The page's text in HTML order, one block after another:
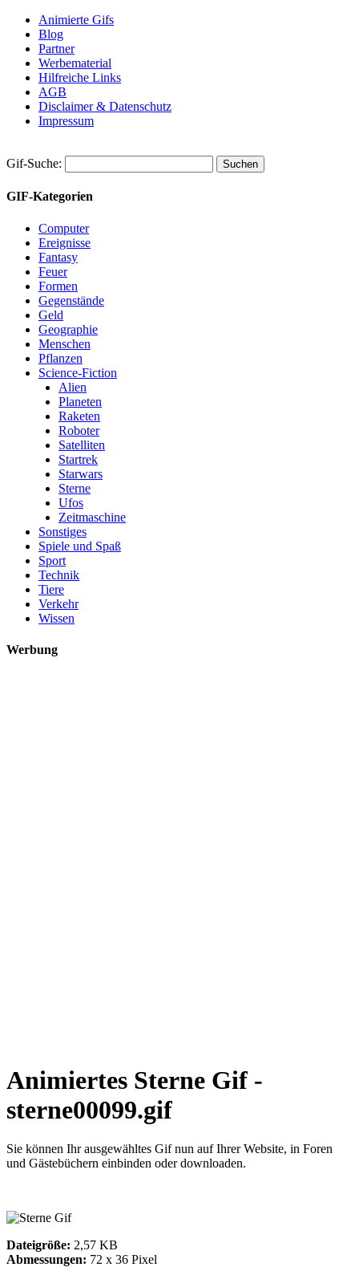
Animierte Gifs
Blog
Partner
Werbematerial
Hilfreiche Links
AGB
Disclaimer & Datenschutz
Impressum
Gif-Suche:
GIF-Kategorien
Computer
Ereignisse
Fantasy
Feuer
Formen
Gegenstände
Geld
Geographie
Menschen
Pflanzen
Science-Fiction
Alien
Planeten
Raketen
Roboter
Satelliten
Startrek
Starwars
Sterne
Ufos
Zeitmaschine
Sonstiges
Spiele und Spaß
Sport
Technik
Tiere
Verkehr
Wissen
Werbung
Animiertes Sterne Gif -
sterne00099.gif
Sie können Ihr ausgewähltes Gif nun auf Ihrer Website, in Foren
und Gästebüchern einbinden oder downloaden.
Dateigröße: 2,57 KB
Abmessungen: 72 x 36 Pixel